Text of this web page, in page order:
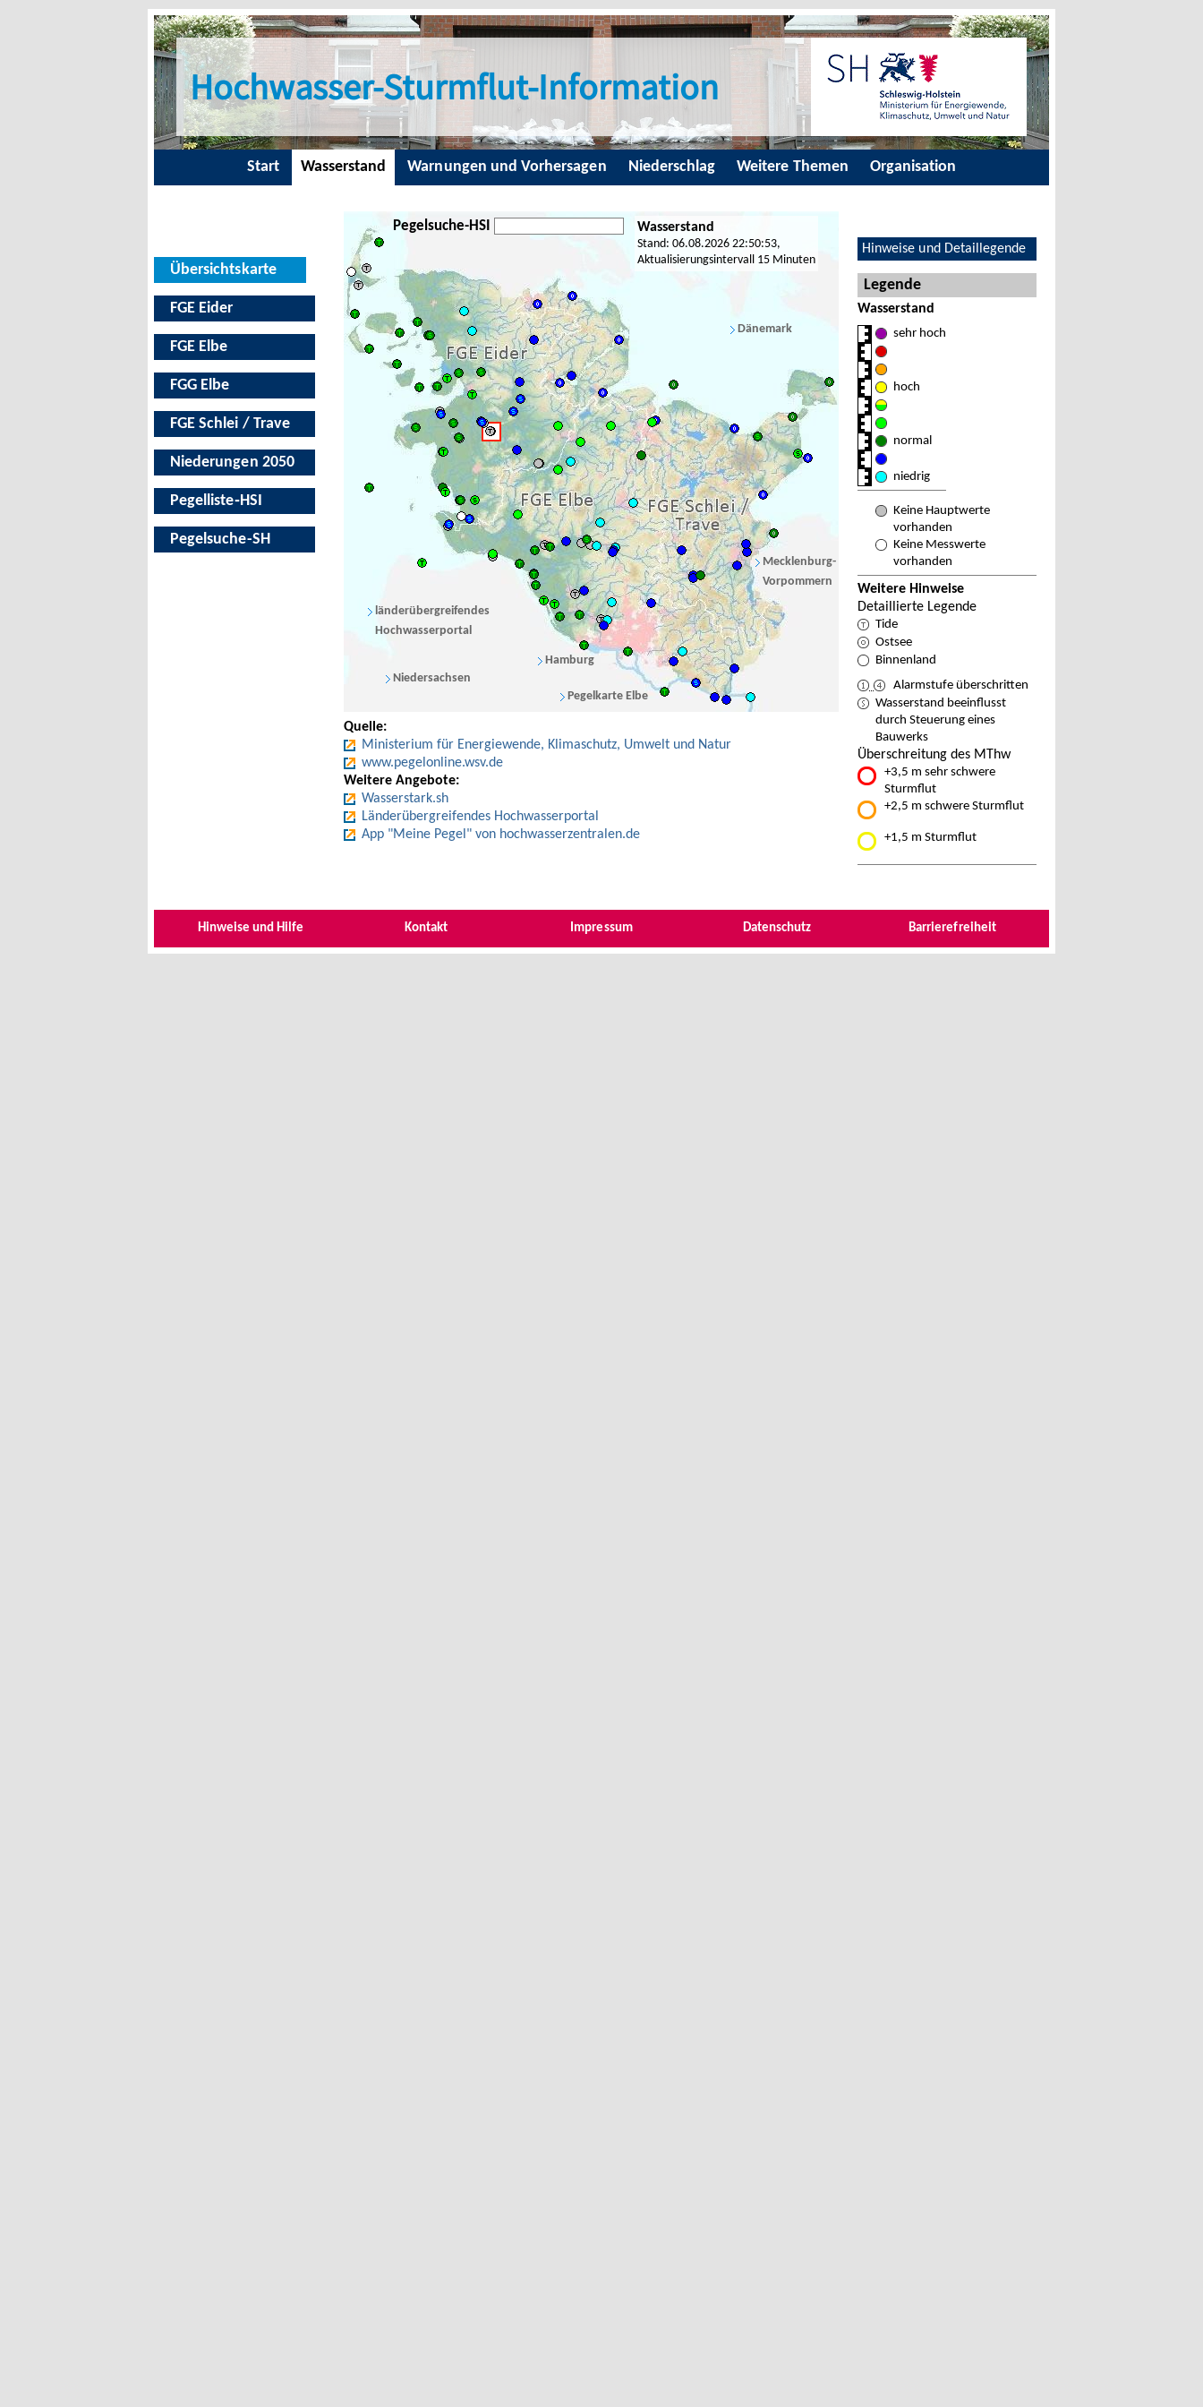
Hochwasser-Sturmflut-Information
Start Wasserstand Warnungen und Vorhersagen Niederschlag Weitere Themen Organisation
Übersichtskarte
FGE Eider
FGE Elbe
FGG Elbe
FGE Schlei / Trave
Niederungen 2050
Pegelliste‑HSI
Pegelsuche-SH
Pegelsuche-HSI Wasserstand
Stand: 06.08.2026 22:50:53,
Aktualisierungsintervall 15 Minuten
Pegelkarte Elbe
Niedersachsen
Hamburg
Mecklenburg-
Vorpommern
länderübergreifendes
Hochwasserportal
Dänemark
Quelle:
Ministerium für Energiewende, Klimaschutz, Umwelt und Natur
www.pegelonline.wsv.de
Weitere Angebote:
Wasserstark.sh
Länderübergreifendes Hochwasserportal
App "Meine Pegel" von hochwasserzentralen.de
Hinweise und Detaillegende
Legende
Wasserstand
sehr hoch
hoch
normal
niedrig
Keine Hauptwerte
vorhanden
Keine Messwerte
vorhanden
Weitere Hinweise
Detaillierte Legende
Tide
Ostsee
Binnenland
Alarmstufe überschritten
Wasserstand beeinflusst
durch Steuerung eines
Bauwerks
Überschreitung des MThw
+3,5 m sehr schwere
Sturmflut
+2,5 m schwere Sturmflut
+1,5 m Sturmflut
Hinweise und Hilfe Kontakt Impressum Datenschutz Barrierefreiheit